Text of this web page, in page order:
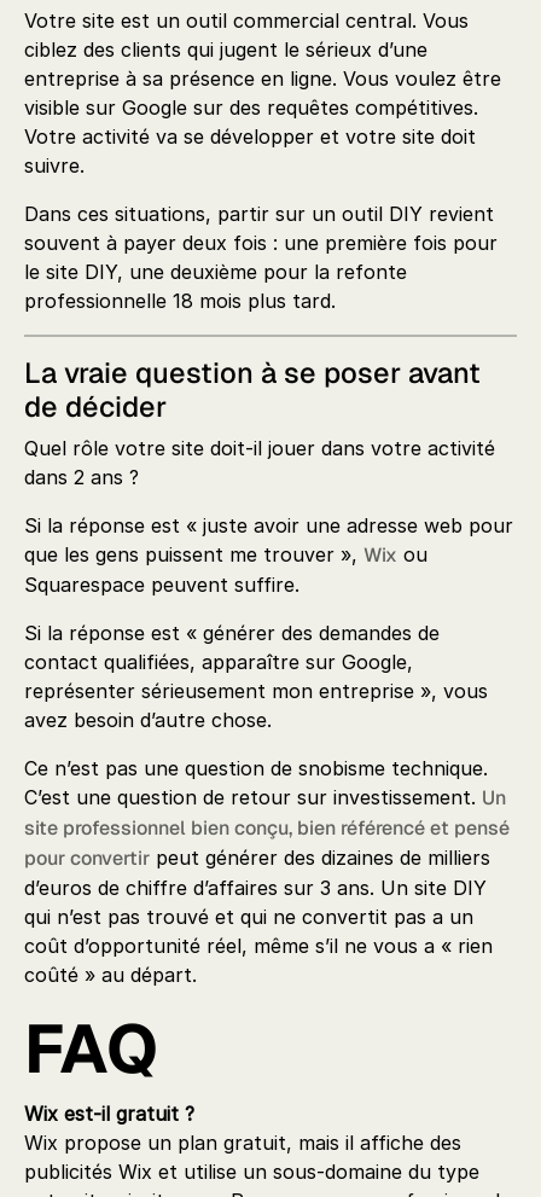
Votre site est un outil commercial central. Vous
ciblez des clients qui jugent le sérieux d’une
entreprise à sa présence en ligne. Vous voulez être
visible sur Google sur des requêtes compétitives.
Votre activité va se développer et votre site doit
suivre.
Dans ces situations, partir sur un outil DIY revient
souvent à payer deux fois : une première fois pour
le site DIY, une deuxième pour la refonte
professionnelle 18 mois plus tard.
La vraie question à se poser avant
de décider
Quel rôle votre site doit-il jouer dans votre activité
dans 2 ans ?
Si la réponse est « juste avoir une adresse web pour
que les gens puissent me trouver », Wix ou
Squarespace peuvent suffire.
Si la réponse est « générer des demandes de
contact qualifiées, apparaître sur Google,
représenter sérieusement mon entreprise », vous
avez besoin d’autre chose.
Ce n’est pas une question de snobisme technique.
C’est une question de retour sur investissement. Un
site professionnel bien conçu, bien référencé et pensé
pour convertir peut générer des dizaines de milliers
d’euros de chiffre d’affaires sur 3 ans. Un site DIY
qui n’est pas trouvé et qui ne convertit pas a un
coût d’opportunité réel, même s’il ne vous a « rien
coûté » au départ.
FAQ
Wix est-il gratuit ?
Wix propose un plan gratuit, mais il affiche des
publicités Wix et utilise un sous-domaine du type